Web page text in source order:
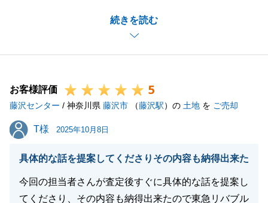
続きを読む
少しお時間を要してしまい、大変申し訳ございません
今後同様のことが起こらぬ様の再発防止に努めて参り
この度は誠に有難うございました。
お客様評価 5
藤沢センター / 神奈川県 藤沢市 （藤沢駅）の 土地 を ご売却
T様
T様 2025年10月8日
具体的な話を提案してくださりその内容も納得出来た
今回の担当者さんが査定後すぐに具体的な話を提案し
てくださり、その内容も納得出来たので東急リバブル